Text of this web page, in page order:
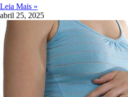
Leia Mais »
abril 25, 2025